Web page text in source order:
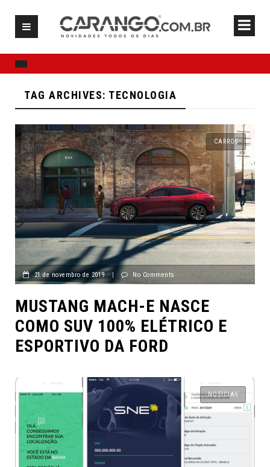
TAG ARCHIVES: TECNOLOGIA
CARROS
21 de novembro de 2019 No Comments
MUSTANG MACH-E NASCE
COMO SUV 100% ELÉTRICO E
ESPORTIVO DA FORD
NOTÍCIAS